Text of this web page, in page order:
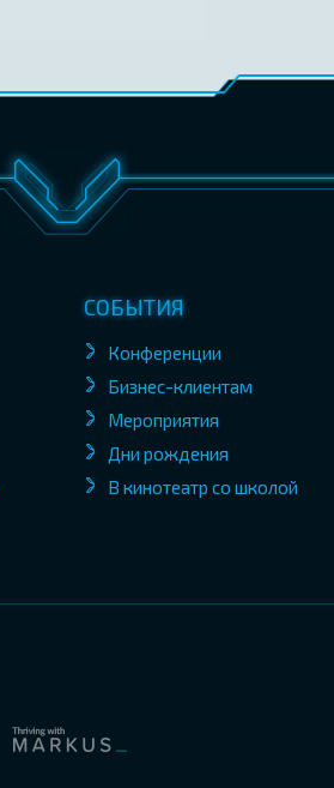
СОБЫТИЯ
Конференции
Бизнес-клиентам
Мероприятия
Дни рождения
В кинотеатр со школой